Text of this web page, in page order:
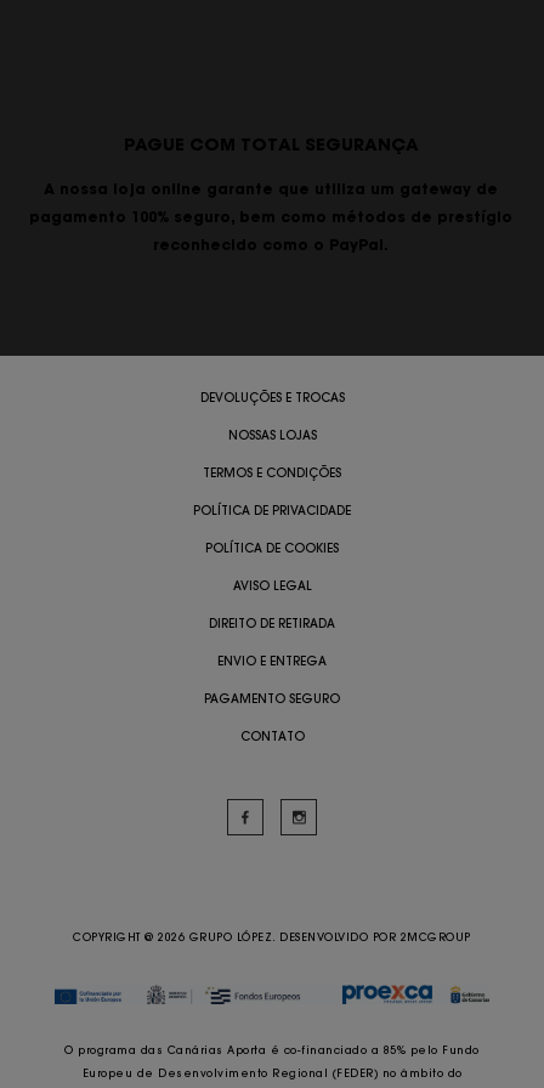
PAGUE COM TOTAL SEGURANÇA
A nossa loja online garante que utiliza um gateway de
pagamento 100% seguro, bem como métodos de prestígio
reconhecido como o PayPal.
DEVOLUÇÕES E TROCAS
NOSSAS LOJAS
TERMOS E CONDIÇÕES
POLÍTICA DE PRIVACIDADE
POLÍTICA DE COOKIES
AVISO LEGAL
DIREITO DE RETIRADA
ENVIO E ENTREGA
PAGAMENTO SEGURO
CONTATO
COPYRIGHT @ 2026 GRUPO LÓPEZ. DESENVOLVIDO POR 2MCGROUP
O programa das Canárias Aporta é co-financiado a 85% pelo Fundo
Europeu de Desenvolvimento Regional (FEDER) no âmbito do